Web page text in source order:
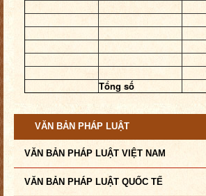
Tổng số
VĂN BẢN PHÁP LUẬT
VĂN BẢN PHÁP LUẬT VIỆT NAM
VĂN BẢN PHÁP LUẬT QUỐC TẾ